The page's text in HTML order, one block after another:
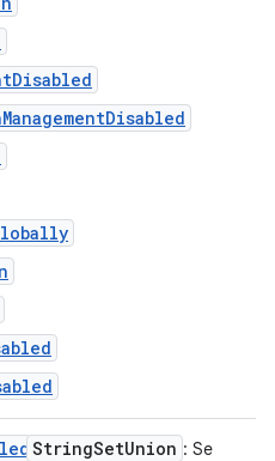
StringSetUnion : Se